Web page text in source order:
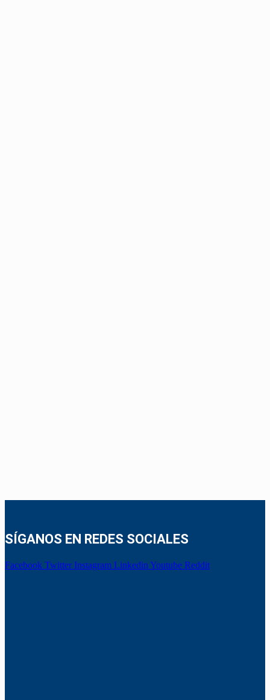
SÍGANOS EN REDES SOCIALES
Facebook Twitter Instagram Linkedin Youtube Reddit